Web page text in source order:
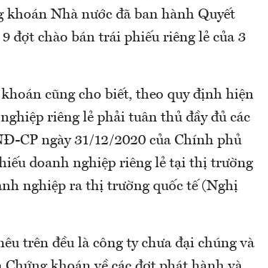
khoán Nhà nước đã ban hành Quyết
đợt chào bán trái phiếu riêng lẻ của 3
cũng cho biết, theo quy định hiện
riêng lẻ phải tuân thủ đầy đủ các
CP ngày 31/12/2020 của Chính phủ
doanh nghiệp riêng lẻ tại thị trường
nghiệp ra thị trường quốc tế (Nghị
trên đều là công ty chưa đại chúng và